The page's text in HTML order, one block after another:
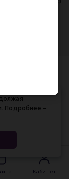
Кабинет
Подробнее –